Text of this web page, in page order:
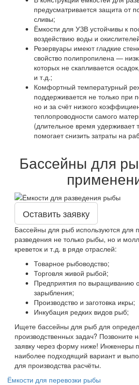
предусматривается защита от
сливы;
Ёмкости для УЗВ устойчивы к
воздействию воды и
Резервуары имеют гладкие
свойство полипропилена —
которых не скапливается
и т.д.;
Комфортный температурный
поддерживается не только при
но и за счёт низкого
теплопроводности самого
(длительное время удерживает
помогает снизить затраты на
Бассейны для
Оставить заявку
Бассейны для рыб используются для
разведения не только рыбы, но и
креветок и т.д. в ряде отраслей:
Товарное рыбоводство;
Торговля живой рыбой;
Предприятия по выращиванию
зарыбления;
Производство и заготовка икры;
Инкубация редких видов рыб;
Ищете бассейны для рыб для
производственных задач? Позвоните
заявку через форму ниже! Инженеры
наиболее подходящий вариант и
для производства расчёты.
Ёмкости для перевозки рыбы